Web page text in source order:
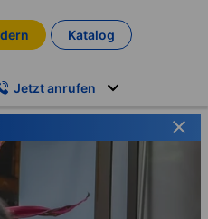
Katalog
Jetzt anrufen